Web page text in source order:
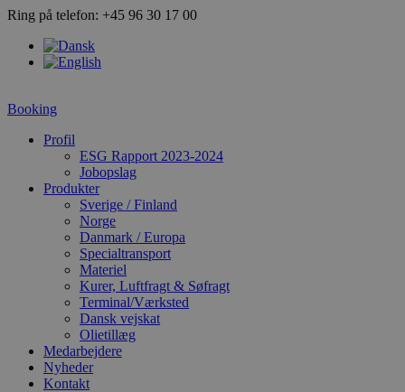
Videre
indhold
Ring på telefon: +45 96 30 17 00
Booking
Profil
ESG Rapport 2023-2024
Jobopslag
Produkter
Sverige / Finland
Norge
Danmark / Europa
Specialtransport
Materiel
Kurer, Luftfragt & Søfragt
Terminal/Værksted
Dansk vejskat
Olietillæg
Medarbejdere
Nyheder
Kontakt